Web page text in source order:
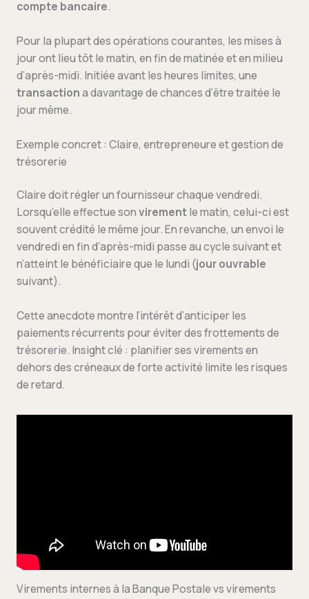
compte bancaire.
Pour la plupart des opérations courantes, les mises à
jour ont lieu tôt le matin, en fin de matinée et en milieu
d’après-midi. Initiée avant les heures limites, une
transactiona davantage de chances d’être traitée le
jour même.
Exemple concret : Claire, entrepreneure et gestion de
trésorerie
Claire doit régler un fournisseur chaque vendredi.
Lorsqu’elle effectue sonvirementle matin, celui-ci est
souvent crédité le même jour. En revanche, un envoi le
vendredi en fin d’après-midi passe au cycle suivant et
n’atteint le bénéficiaire que le lundi (jour ouvrable
suivant).
Cette anecdote montre l’intérêt d’anticiper les
paiements récurrents pour éviter des frottements de
trésorerie. Insight clé : planifier ses virements en
dehors des créneaux de forte activité limite les risques
de retard.
Virements internes à la Banque Postale vs virements